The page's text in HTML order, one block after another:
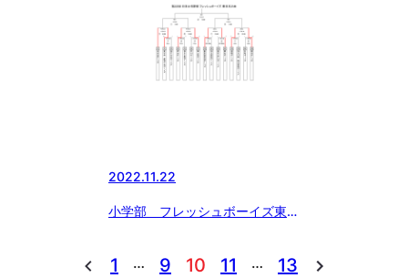
2022.11.22
小学部 フレッシュボーイズ東日
1 … 9 10 11 … 13